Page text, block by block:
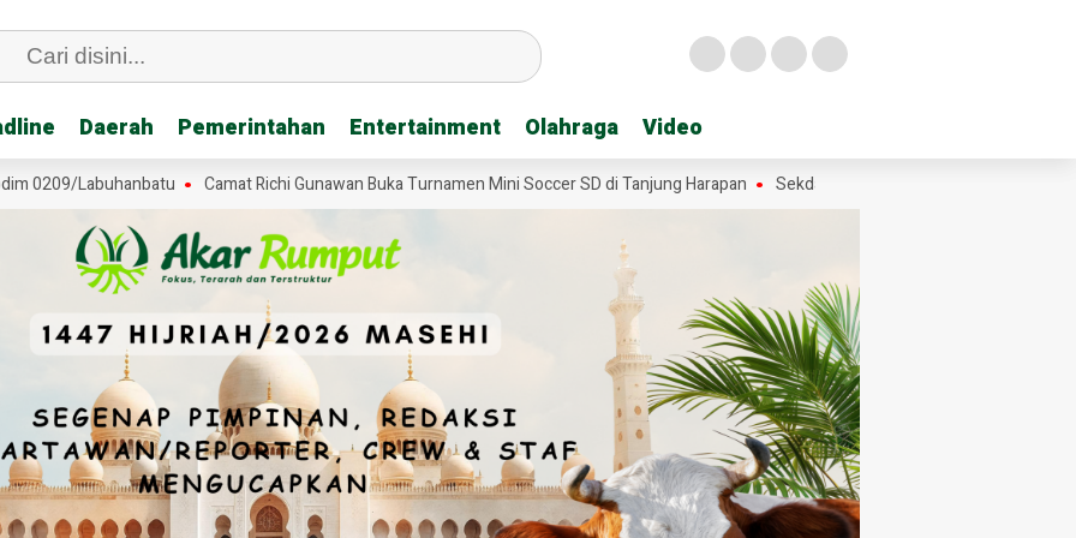
Daerah Pemerintahan Entertainment Olahraga Video
Daerah Pemerintahan Entertainment Olahraga Video
Labuhanbatu Camat Richi Gunawan Buka Turnamen Mini Soccer SD di Tanjung Harapan Sekda Hasan Heri Rambe Pamit, 28 Tahun